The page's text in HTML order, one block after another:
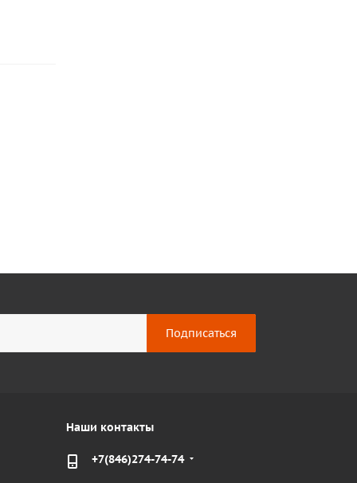
Наши контакты
+7(846)274-74-74